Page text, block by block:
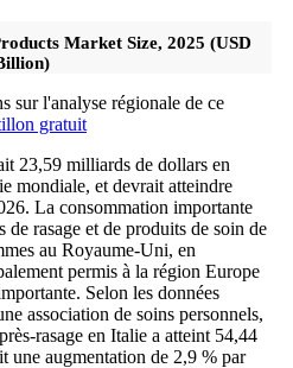
Market Size, 2025 (USD
sur l'analyse régionale de ce
gratuit
23,59 milliards de dollars en
mondiale, et devrait atteindre
La consommation importante
rasage et de produits de soin de
au Royaume-Uni, en
permis à la région Europe
Selon les données
association de soins personnels,
rasage en Italie a atteint 54,44
une augmentation de 2,9 % par